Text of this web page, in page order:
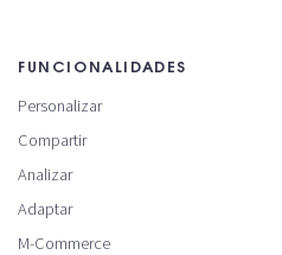
FUNCIONALIDADES
Personalizar
Compartir
Analizar
Adaptar
M-Commerce